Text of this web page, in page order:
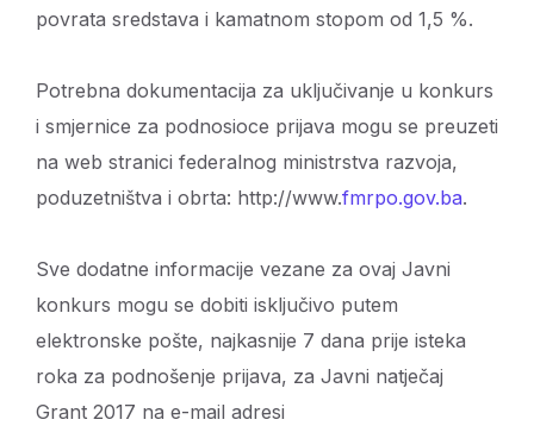
povrata sredstava i kamatnom stopom od 1,5 %.
Potrebna dokumentacija za uključivanje u konkurs
i smjernice za podnosioce prijava mogu se preuzeti
na web stranici federalnog ministrstva razvoja,
poduzetništva i obrta: http://www.fmrpo.gov.ba.
Sve dodatne informacije vezane za ovaj Javni
konkurs mogu se dobiti isključivo putem
elektronske pošte, najkasnije 7 dana prije isteka
roka za podnošenje prijava, za Javni natječaj
Grant 2017 na e-mail adresi